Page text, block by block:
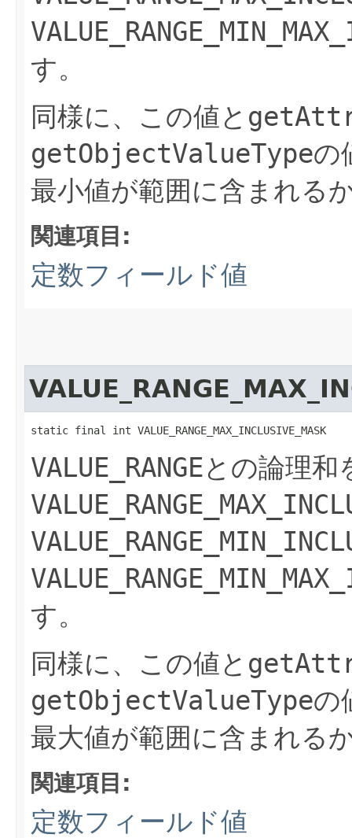
す。
同様に、この値と
getObjectValueTypeの
最小値が範囲に含まれる
関連項目:
定数フィールド値
static final int VALUE_RANGE_MAX_INCLUSIVE_MASK
VALUE_RANGEとの論理和
す。
同様に、この値と
getObjectValueTypeの
最大値が範囲に含まれる
関連項目:
定数フィールド値